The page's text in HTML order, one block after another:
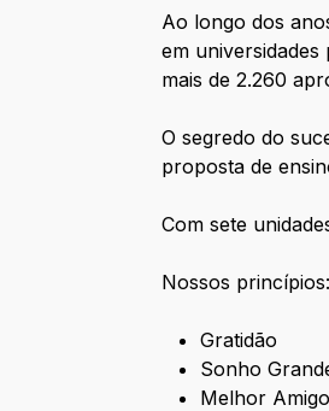
Ao longo dos
em
mais de 2.260
O segredo do
proposta de
Com sete
Nossos princípios:
Gratidão
Sonho
Melhor Amigo